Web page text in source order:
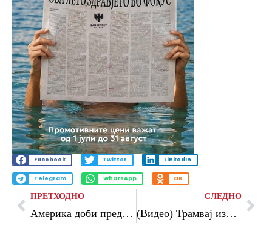
Facebook Twitter LinkedIn
Telegram WhatsApp OK
ПРЕТХОДНО
Америка доби предупредување: „Ништо повеќе нема да биде исто“
СЛЕДНО
(Видео) Трамвај излета од шините во Берлин, се преполови: има повредени